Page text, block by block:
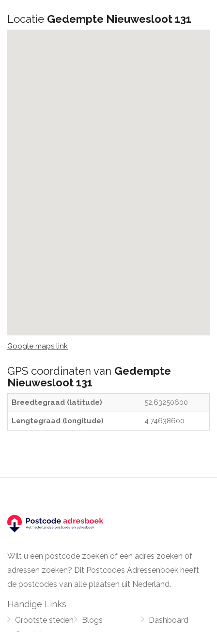
Locatie Gedempte Nieuwesloot 131
Google maps link
GPS coordinaten van Gedempte
Nieuwesloot 131
Breedtegraad (latitude) 52.63250600
Lengtegraad (longitude) 4.74638600
Wilt u een postcode zoeken of een adres zoeken of
adressen zoeken? Dit Postcodes Adressenboek heeft
de postcodes van alle plaatsen uit Nederland.
Handige Links
Grootste steden
Blogs
Dashboard